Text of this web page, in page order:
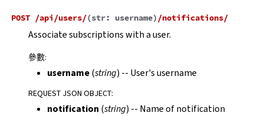
POST /api/users/(str: username) /notifications/
Associate subscriptions with a user.
參數:
username(string) -- User's username
REQUEST JSON OBJECT:
notification (string) -- Name of notification